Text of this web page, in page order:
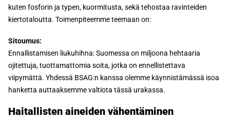
kuten fosforin ja typen, kuormitusta, sekä tehostaa ravinteiden
kiertotaloutta. Toimenpiteemme teemaan on:
Sitoumus:
Ennallistamisen liukuhihna: Suomessa on miljoona hehtaaria
ojitettuja, tuottamattomia soita, jotka on ennellistettava
viipymättä. Yhdessä BSAG:n kanssa olemme käynnistämässä isoa
hanketta auttaaksemme valtiota tässä urakassa.
Haitallisten aineiden vähentäminen